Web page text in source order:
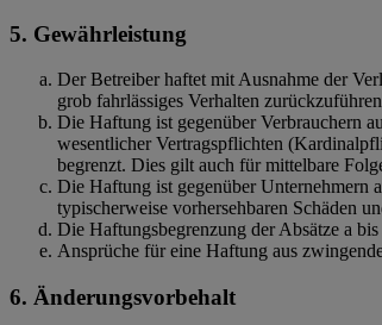
5. Gewährleistung
Der Betreiber haftet mit Ausnahme der
grob fahrlässiges Verhalten
Die Haftung ist gegenüber Verbrauchern
wesentlicher Vertragspflichten
begrenzt. Dies gilt auch für mittelbare
Die Haftung ist gegenüber Unternehmern
typischerweise vorhersehbaren Schäden
Die Haftungsbegrenzung der Absätze a
Ansprüche für eine Haftung aus
6. Änderungsvorbehalt